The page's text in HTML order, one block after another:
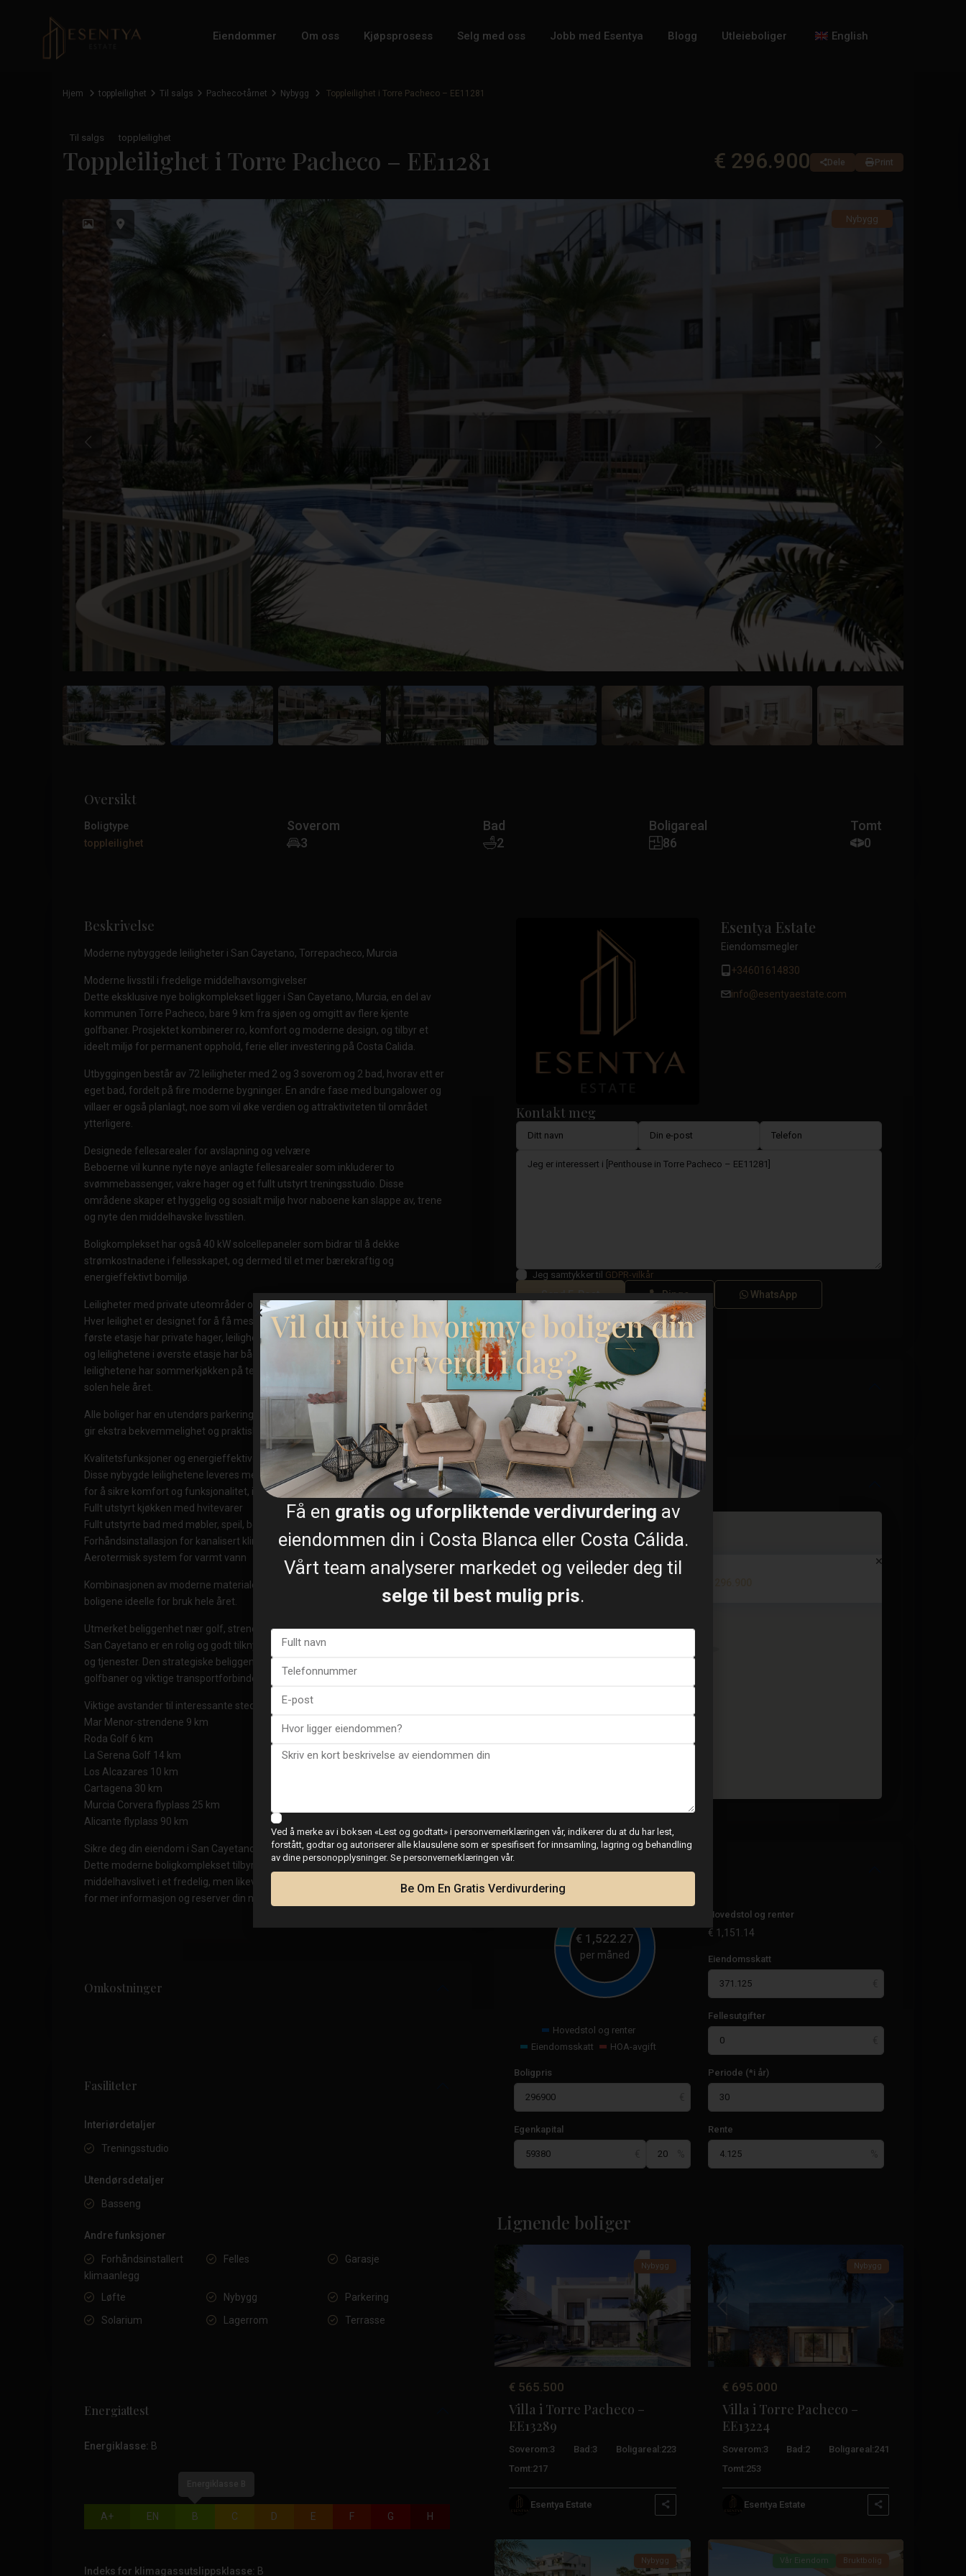
Eiendommer Om oss Kjøpsprosess Selg med oss Jobb med Esentya Blogg Utleieboliger English
Hjem toppleilighet Til salgs Pacheco-tårnet Nybygg Toppleilighet i Torre Pacheco – EE11281
Til salgs toppleilighet
Toppleilighet i Torre Pacheco – EE11281 € 296.900 Dele Print
Nybygg
Tidligere Tidligere
Oversikt
Boligtype
toppleilighet
Soverom
3
Bad
2
Boligareal
86
Tomt
0
Beskrivelse
Moderne nybyggede leiligheter i San Cayetano, Torrepacheco, Murcia
Moderne livsstil i fredelige middelhavsomgivelser
Dette eksklusive nye boligkomplekset ligger i San Cayetano, Murcia, en del av
kommunen Torre Pacheco, bare 9 km fra sjøen og omgitt av flere kjente
golfbaner. Prosjektet kombinerer ro, komfort og moderne design, og tilbyr et
ideelt miljø for permanent opphold, ferie eller investering på Costa Calida.
Utbyggingen består av 72 leiligheter med 2 og 3 soverom og 2 bad, hvorav ett er
eget bad, fordelt på fire moderne bygninger. En andre fase med bungalower og
villaer er også planlagt, noe som vil øke verdien og attraktiviteten til området
ytterligere.
Designede fellesarealer for avslapning og velvære
Beboerne vil kunne nyte nøye anlagte fellesarealer som inkluderer to
svømmebassenger, vakre hager og et fullt utstyrt treningsstudio. Disse
områdene skaper et hyggelig og sosialt miljø hvor naboene kan slappe av, trene
og nyte den middelhavske livsstilen.
Boligkomplekset har også 40 kW solcellepaneler som bidrar til å dekke
strømkostnadene i fellesskapet, og dermed til et mer bærekraftig og
energieffektivt bomiljø.
Leiligheter med private uteområder og solarium
Hver leilighet er designet for å få mest mulig ut av livet utendørs. Leilighetene i
første etasje har private hager, leilighetene i andre etasje har romslige terrasser,
og leilighetene i øverste etasje har både terrasse og privat solarium på taket. Alle
leilighetene har sommerkjøkken på terrassen eller solariet, perfekt for å nyte
solen hele året.
Alle boliger har en utendørs parkeringsplass og et privat bod i kjelleren, noe som
gir ekstra bekvemmelighet og praktiskhet.
Kvalitetsfunksjoner og energieffektive installasjoner
Disse nybygde leilighetene leveres med kvalitetsfinish og moderne installasjoner
for å sikre komfort og funksjonalitet, inkludert:
Fullt utstyrt kjøkken med hvitevarer
Fullt utstyrte bad med møbler, speil, belysning og dusjvegger
Forhåndsinstallasjon for kanalisert klimaanlegg
Aerotermisk system for varmt vann
Kombinasjonen av moderne materialer og energieffektive systemer gjør disse
boligene ideelle for bruk hele året.
Utmerket beliggenhet nær golf, strender og tjenester
San Cayetano er en rolig og godt tilknyttet landsby med lokale fasiliteter, butikker
og tjenester. Den strategiske beliggenheten gir enkel tilgang til strender,
golfbaner og viktige transportforbindelser.
Viktige avstander til interessante steder inkluderer:
Mar Menor-strendene 9 km
Roda Golf 6 km
La Serena Golf 14 km
Los Alcazares 10 km
Cartagena 30 km
Murcia Corvera flyplass 25 km
Alicante flyplass 90 km
Sikre deg din eiendom i San Cayetano i dag
Dette moderne boligkomplekset tilbyr en utmerket mulighet til å nyte
middelhavslivet i et fredelig, men likevel godt tilknyttet område. Kontakt oss i dag
for mer informasjon og reserver din nye leilighet i San Cayetano.
Omkostninger
Fasiliteter
Interiørdetaljer
Treningsstudio
Utendørsdetaljer
Basseng
Andre funksjoner
Forhåndsinstallert
klimaanlegg
Felles Garasje
Løfte Nybygg
Parkering
Solarium
Lagerrom Terrasse
Energiattest
Energiklasse: B
A+ EN B C D E F G H
Indeks for klimagassutslippsklasse: B
Esentya Estate
Eiendomsmegler
+34601614830
info@esentyaestate.com
Kontakt meg
Jeg samtykker til GDPR-vilkår
Ringe WhatsApp
Plantegninger
Kart
Lånekalkulator
€ 1,522.27
per måned
Hovedstol og renter
Eiendomsskatt
HOA-avgift
Hovedstol og renter
€ 1,151.14
Eiendomsskatt
Fellesutgifter
Boligpris
Egenkapital
Periode (*i år)
Rente
Lignende boliger
Santa
Rosalia
And
Pacheco-
tårnet
Tidligere Neste
Nybygg
€ 565.500
Villa i Torre Pacheco –
EE13289
Soverom:3 Bad:3 Boligareal:223
Tomt:217
Esentya Estate
Santa
Rosalia
Nybygg
€ 695.000
Villa i Torre Pacheco –
EE13224
Soverom:3 Bad:2 Boligareal:241
Tomt:253
Esentya Estate
Santa
Rosalia
Pacheco-
Nybygg
Pacheco-
Vår Eiendom Bruktbolig
Vil du vite hvor mye boligen din
er verdt i dag?
Få en gratis og uforpliktende verdivurdering av
eiendommen din i Costa Blanca eller Costa Cálida.
Vårt team analyserer markedet og veileder deg til
selge til best mulig pris.
Ved å merke av i boksen «Lest og godtatt» i personvernerklæringen vår, indikerer du at du har lest,
forstått, godtar og autoriserer alle klausulene som er spesifisert for innsamling, lagring og behandling
av dine personopplysninger. Se personvernerklæringen vår.
Be Om En Gratis Verdivurdering